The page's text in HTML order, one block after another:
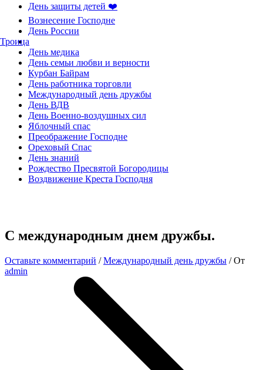
День защиты детей ❤️
Вознесение Господне
День России
Троица
День медика
День семьи любви и верности
Курбан Байрам
День работника торговли
Международный день дружбы
День ВДВ
День Военно-воздушных сил
Яблочный спас
Преображение Господне
Ореховый Спас
День знаний
Рождество Пресвятой Богородицы
Воздвижение Креста Господня
С международным днем дружбы.
Оставьте комментарий /Международный день дружбы / От
admin